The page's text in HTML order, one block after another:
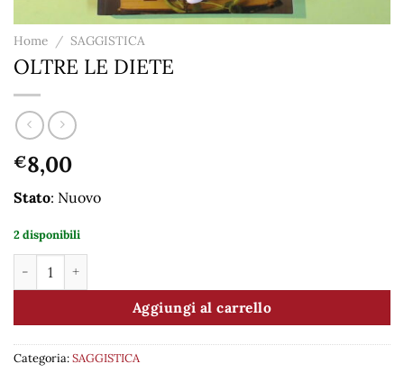
Home / SAGGISTICA
OLTRE LE DIETE
€8,00
Stato: Nuovo
2 disponibili
OLTRE LE DIETE quantità
Aggiungi al carrello
Categoria:SAGGISTICA